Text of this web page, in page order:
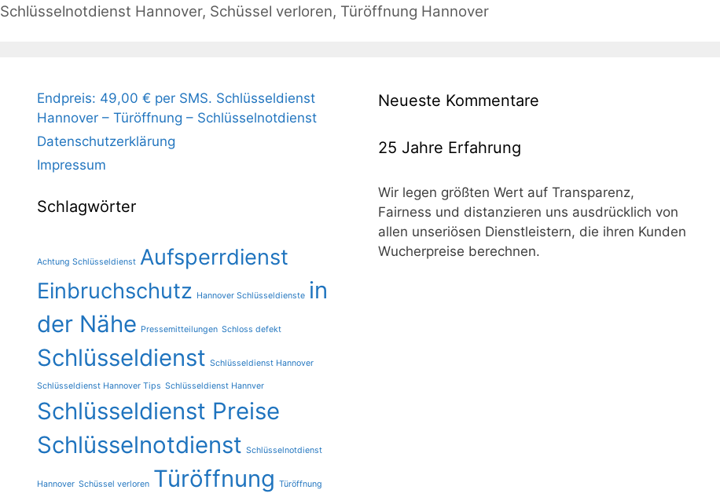
Schlüsselnotdienst Hannover, Schüssel verloren, Türöffnung Hannover
Endpreis: 49,00 € per SMS. Schlüsseldienst
Hannover – Türöffnung – Schlüsselnotdienst
Datenschutzerklärung
Impressum
Schlagwörter
Achtung Schlüsseldienst Aufsperrdienst
Einbruchschutz Hannover Schlüsseldienste in
der Nähe Pressemitteilungen Schloss defekt
Schlüsseldienst Schlüsseldienst Hannover
Schlüsseldienst Hannover Tips Schlüsseldienst Hannver
Schlüsseldienst Preise
Schlüsselnotdienst Schlüsselnotdienst
Hannover Schüssel verloren Türöffnung Türöffnung
Neueste Kommentare
25 Jahre Erfahrung
Wir legen größten Wert auf Transparenz,
Fairness und distanzieren uns ausdrücklich von
allen unseriösen Dienstleistern, die ihren Kunden
Wucherpreise berechnen.